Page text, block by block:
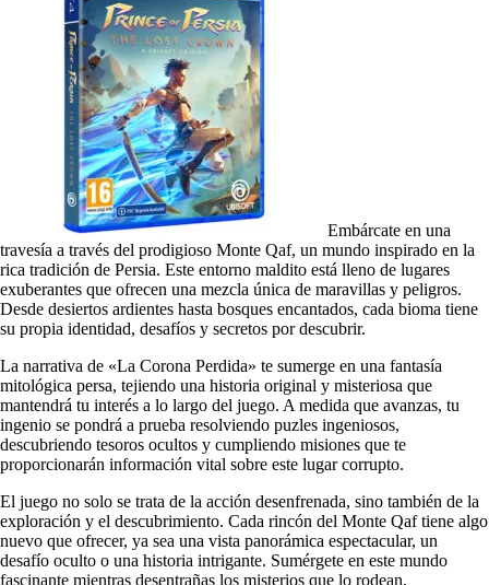
Embárcate en una
travesía a través del prodigioso Monte Qaf, un mundo inspirado en la
rica tradición de Persia. Este entorno maldito está lleno de lugares
exuberantes que ofrecen una mezcla única de maravillas y peligros.
Desde desiertos ardientes hasta bosques encantados, cada bioma tiene
su propia identidad, desafíos y secretos por descubrir.
La narrativa de «La Corona Perdida» te sumerge en una fantasía
mitológica persa, tejiendo una historia original y misteriosa que
mantendrá tu interés a lo largo del juego. A medida que avanzas, tu
ingenio se pondrá a prueba resolviendo puzles ingeniosos,
descubriendo tesoros ocultos y cumpliendo misiones que te
proporcionarán información vital sobre este lugar corrupto.
El juego no solo se trata de la acción desenfrenada, sino también de la
exploración y el descubrimiento. Cada rincón del Monte Qaf tiene algo
nuevo que ofrecer, ya sea una vista panorámica espectacular, un
desafío oculto o una historia intrigante. Sumérgete en este mundo
fascinante mientras desentrañas los misterios que lo rodean.